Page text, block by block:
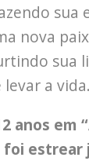
sua
nova
sua
a vida.
anos em
estrear